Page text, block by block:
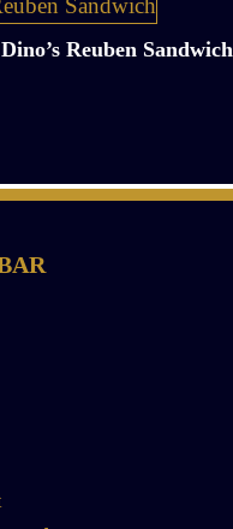
Dino’s Reuben Sandwich